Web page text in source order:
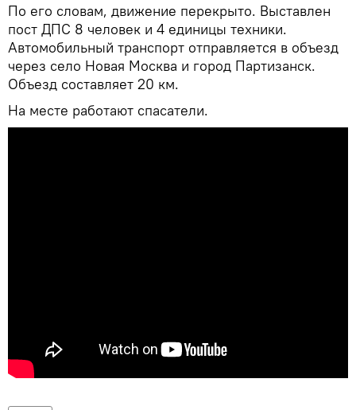
По его словам, движение перекрыто. Выставлен
пост ДПС 8 человек и 4 единицы техники.
Автомобильный транспорт отправляется в объезд
через село Новая Москва и город Партизанск.
Объезд составляет 20 км.
На месте работают спасатели.